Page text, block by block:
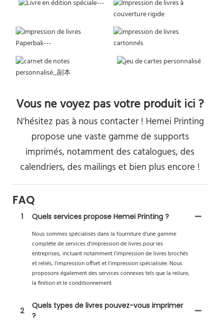
Vous ne voyez pas votre produit ici ?
N'hésitez pas à nous contacter ! Hemei Printing
propose une vaste gamme de supports
imprimés, notamment des catalogues, des
calendriers, des mailings et bien plus encore !
FAQ
1
Quels services propose Hemei Printing ?
Nous sommes spécialisés dans la fourniture d'une gamme
complète de services d'impression de livres pour les
entreprises, incluant notamment l'impression de livres brochés
et reliés, l'impression offset et l'impression spécialisée. Nous
proposons également des services connexes tels que la reliure,
la finition et le conditionnement.
2
Quels types de livres pouvez-vous imprimer
?